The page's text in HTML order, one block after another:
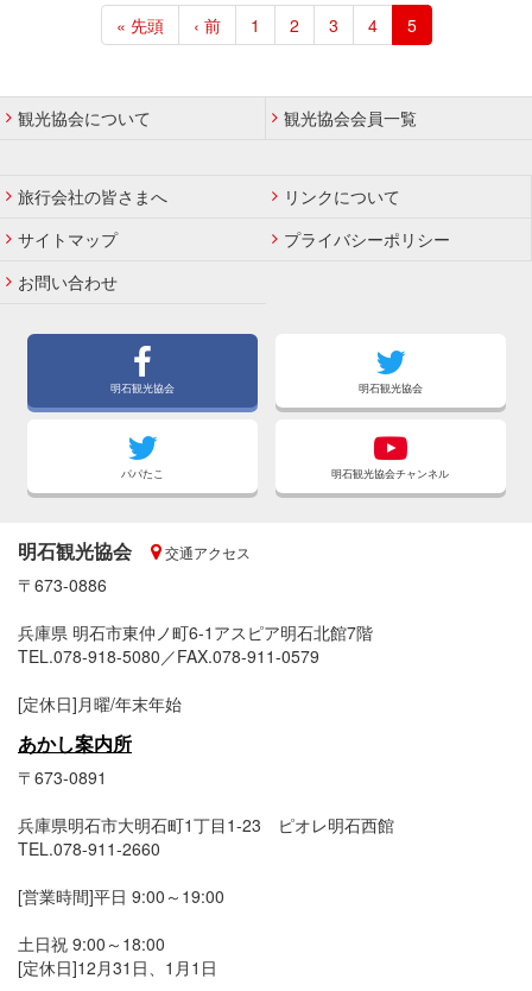
り
先
頭
ー
ジ
« 先頭
前
ペ
ジ
‹ 前
ペ
ー
1
ペ
ー
2
ペ
ー
3
ペ
ー
4
カ
レ
ト
ペ
5
観光協会について 観光協会会員一覧
旅行会社の皆さまへ
リンクについて
サイトマップ
プライバシーポリシー
お問い合わせ
明石観光協会 明石観光協会
パパたこ 明石観光協会チャンネル
明石観光協会 交通アクセス
〒673-0886
兵庫県 明石市東仲ノ町6-1アスピア明石北館7階
TEL.078-918-5080／FAX.078-911-0579
[定休日]月曜/年末年始
あかし案内所
〒673-0891
兵庫県明石市大明石町1丁目1-23 ピオレ明石西館
TEL.078-911-2660
[営業時間]平日 9:00～19:00
土日祝 9:00～18:00
[定休日]12月31日、1月1日